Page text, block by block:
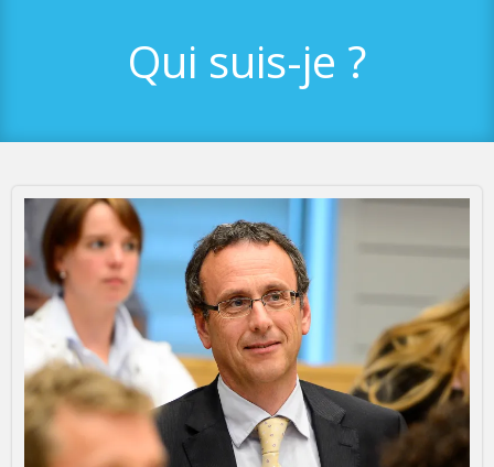
Qui suis-je ?